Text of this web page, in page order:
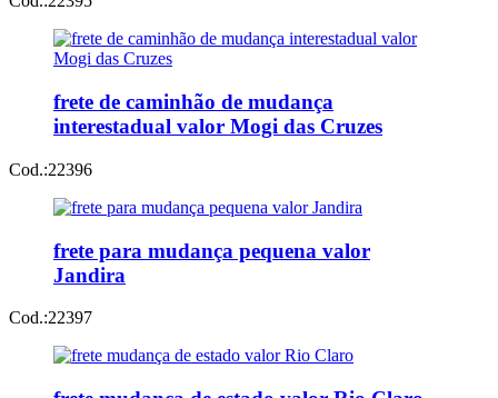
frete de caminhão de mudança
interestadual valor Mogi das Cruzes
Cod.:22396
frete para mudança pequena valor
Jandira
Cod.:22397